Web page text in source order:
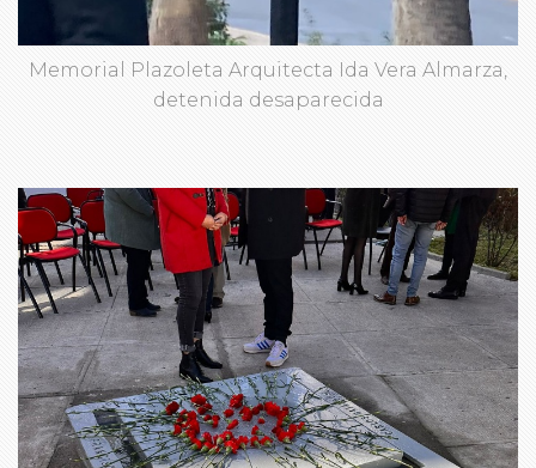
Memorial Plazoleta Arquitecta Ida Vera Almarza,
detenida desaparecida